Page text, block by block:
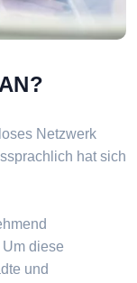
Netzwerk
hat sich
diese
und